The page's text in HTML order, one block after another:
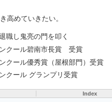
高めていきたい。
職し鬼亮の門を叩く
クール碧南市長賞 受賞
クール優秀賞（屋根部門）受賞
クール グランプリ受賞
Index